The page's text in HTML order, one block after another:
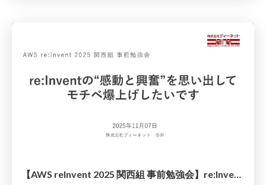
【AWS reInvent 2025 関西組 事前勉強会】re:Inventの“感動と興奮”を思い出してモチベ爆上げしたいです